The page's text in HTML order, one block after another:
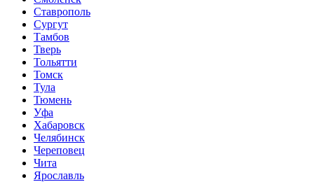
Ставрополь
Сургут
Тамбов
Тверь
Тольятти
Томск
Тула
Тюмень
Уфа
Хабаровск
Челябинск
Череповец
Чита
Ярославль